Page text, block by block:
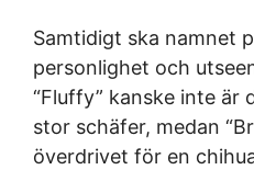
Samtidigt ska namnet
personlighet och
“Fluffy” kanske inte är
stor schäfer, medan
överdrivet för en